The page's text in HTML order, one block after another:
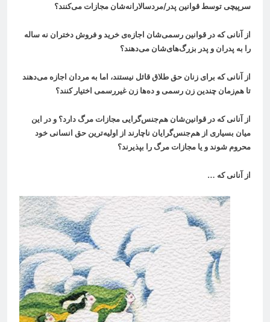
سرپیچی توسط قوانین پدر/مردسالارانه‌شان مجازات می‌کنند؟
از آنانی که در قوانین رسمی‌شان اجازه‌ی خرید و فروش دختران نه ساله
را به پدران و پدر بزرگ‌های‌شان می‌دهند؟
از آنانی که برای زنان حق طلاق قائل نیستند، اما به مردان اجازه می‌دهند
تا هم‌زمان چندین زن رسمی و ده‌ها زن غیررسمی اختیار کنند؟
از آنانی که در قوانین‌شان هم‌جنس‌گرایی مجازات مرگ دارد؟ و در این
میان بسیاری از هم‌جنس‌گرایان ناچارند از اولیه‌ترین حق انسانی خود
محروم شوند و یا مجازات مرگ را بپذیرند؟
از آنانی که …